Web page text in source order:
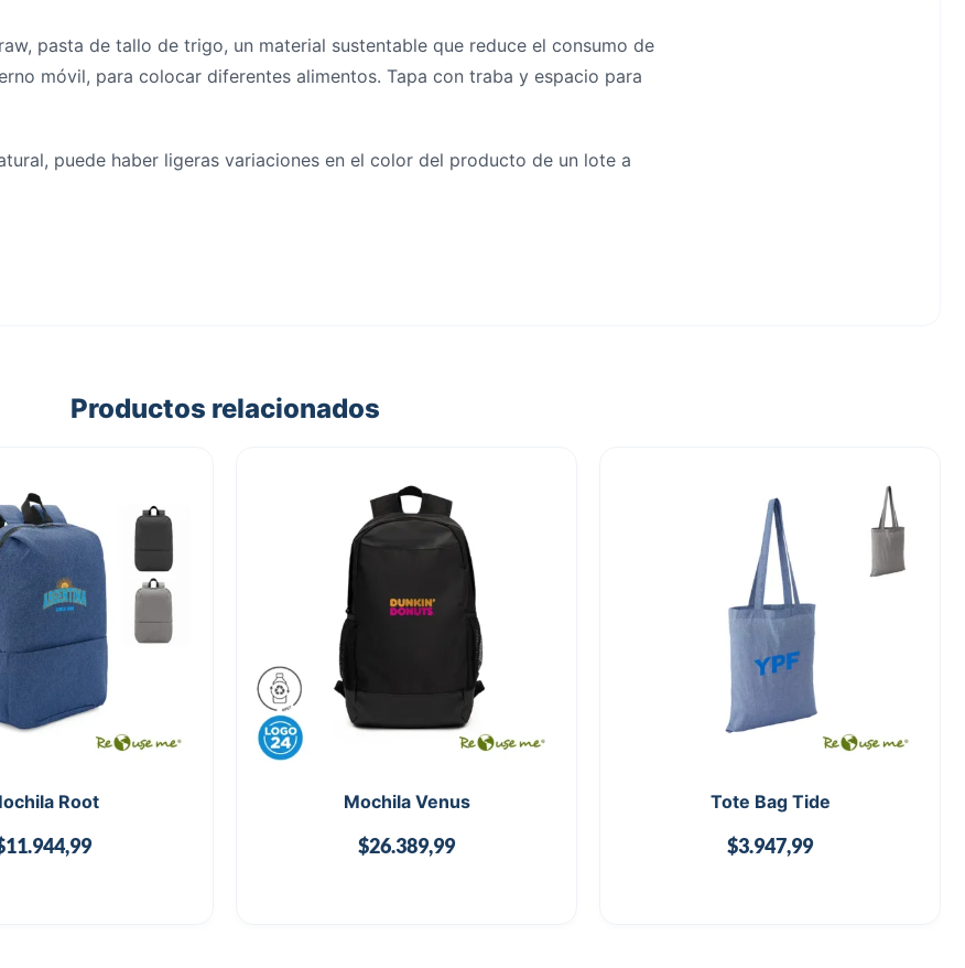
pasta de tallo de trigo, un material sustentable que reduce el consumo de
móvil, para colocar diferentes alimentos. Tapa con traba y espacio para
puede haber ligeras variaciones en el color del producto de un lote a
Productos relacionados
Root
11.944,99
Mochila Venus
$26.389,99
Tote Bag Tide
$3.947,99